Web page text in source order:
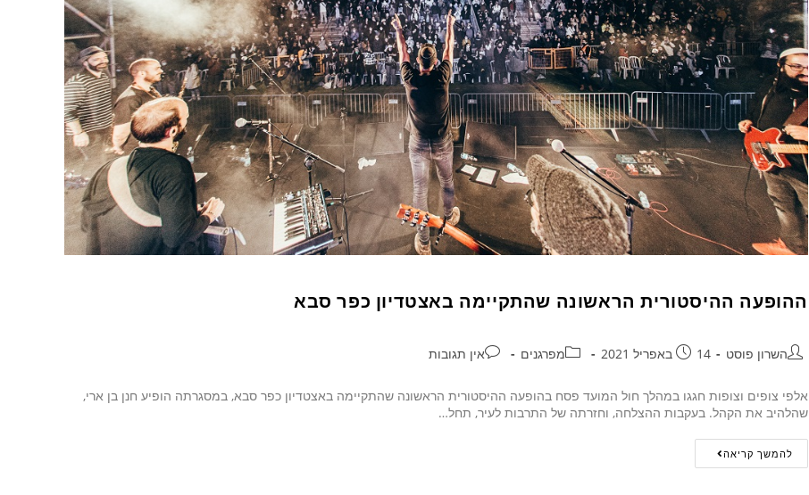
ההופעה ההיסטורית הראשונה שהתקיימה באצטדיון כפר סבא
השרון פוסט 14 באפריל 2021 מפרגנים אין תגובות
אלפי צופים וצופות חגגו במהלך חול המועד פסח בהופעה ההיסטורית הראשונה שהתקיימה באצטדיון כפר סבא, במסגרתה הופיע חנן בן ארי,
שהלהיב את הקהל. בעקבות ההצלחה, וחזרתה של התרבות לעיר, תחל…
להמשך קריאה